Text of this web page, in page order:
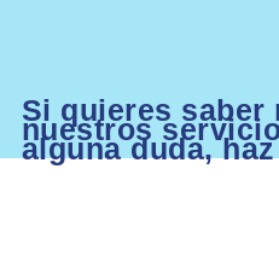
Si quieres saber
nuestros
alguna duda,